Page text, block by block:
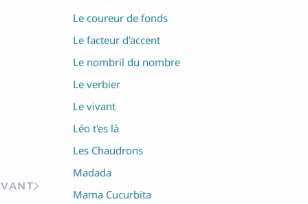
Le coureur de fonds
Le facteur d'accent
Le nombril du nombre
Le verbier
Le vivant
Léo t'es là
Les Chaudrons
Madada
Mama Cucurbita